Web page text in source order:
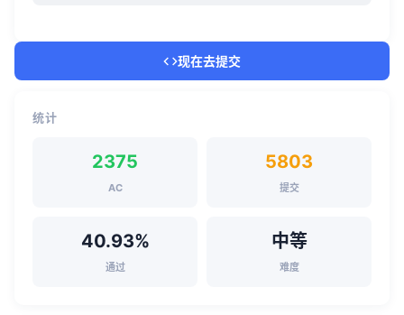
现在去提交
统计
2375
AC
5803
提交
40.93%
通过
中等
难度